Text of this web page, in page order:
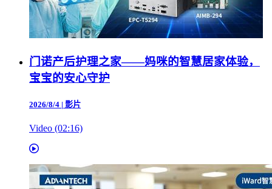
门诺产后护理之家——妈咪的智慧居家体验，
宝宝的安心守护
2026/8/4 | 影片
Video (02:16)